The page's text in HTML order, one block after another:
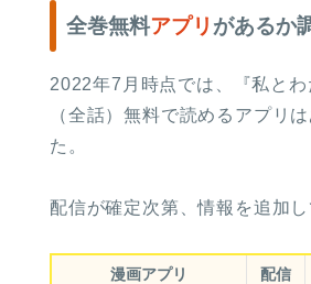
全巻無料アプリ があるか
2022年7月時点では、『私とわ
（全話）無料で読めるアプリ
た。
配信が確定次第、情報を追加し
漫画アプリ 配信